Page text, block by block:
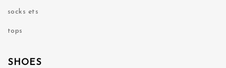
socks ets
tops
SHOES